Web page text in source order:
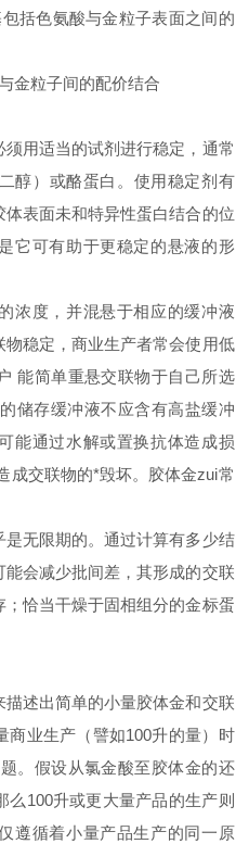
括色氨酸与金粒子表面之间的
金粒子间的配价结合
用适当的试剂进行稳定，通常
醇）或酪蛋白。使用稳定剂有
表面未和特异性蛋白结合的位
它可有助于更稳定的悬液的形
浓度，并混悬于相应的缓冲液
稳定，商业生产者常会使用低
能简单重悬交联物于自己所选
储存缓冲液不应含有高盐缓冲
能通过水解或置换抗体造成损
成交联物的*毁坏。胶体金zui常
无限期的。通过计算有多少结
会减少批间差，其形成的交联
恰当干燥于固相组分的金标蛋
述出简单的小量胶体金和交联
商业生产（譬如100升的量）时
。假设从氯金酸至胶体金的还
100升或更大量产品的生产则
遵循着小量产品生产的同一原